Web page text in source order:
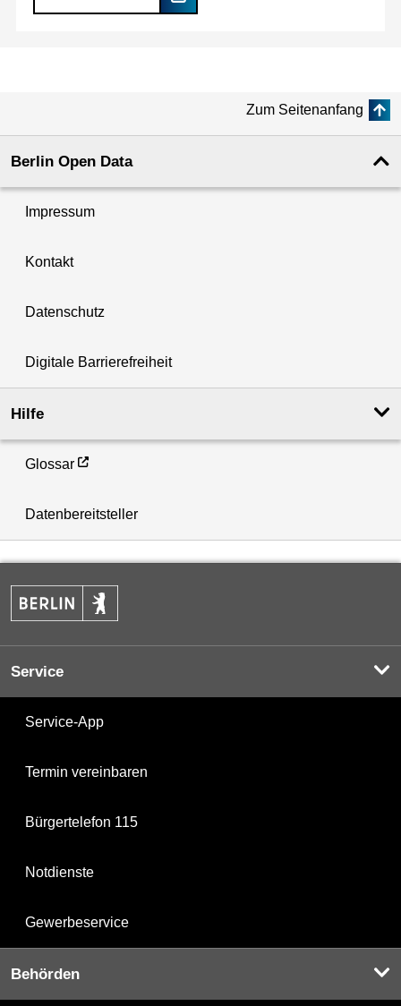
Zum Seitenanfang
Berlin Open Data
Impressum
Kontakt
Datenschutz
Digitale Barrierefreiheit
Hilfe
Glossar
Datenbereitsteller
Service
Service-App
Termin vereinbaren
Bürgertelefon 115
Notdienste
Gewerbeservice
Behörden